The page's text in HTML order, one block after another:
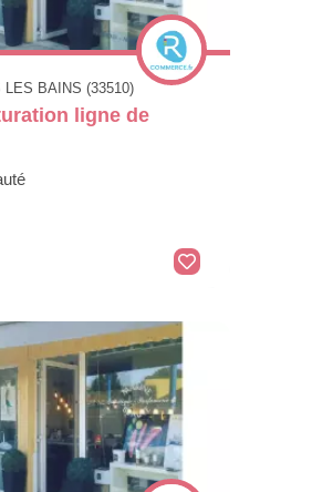
LES BAINS (33510)
ligne de